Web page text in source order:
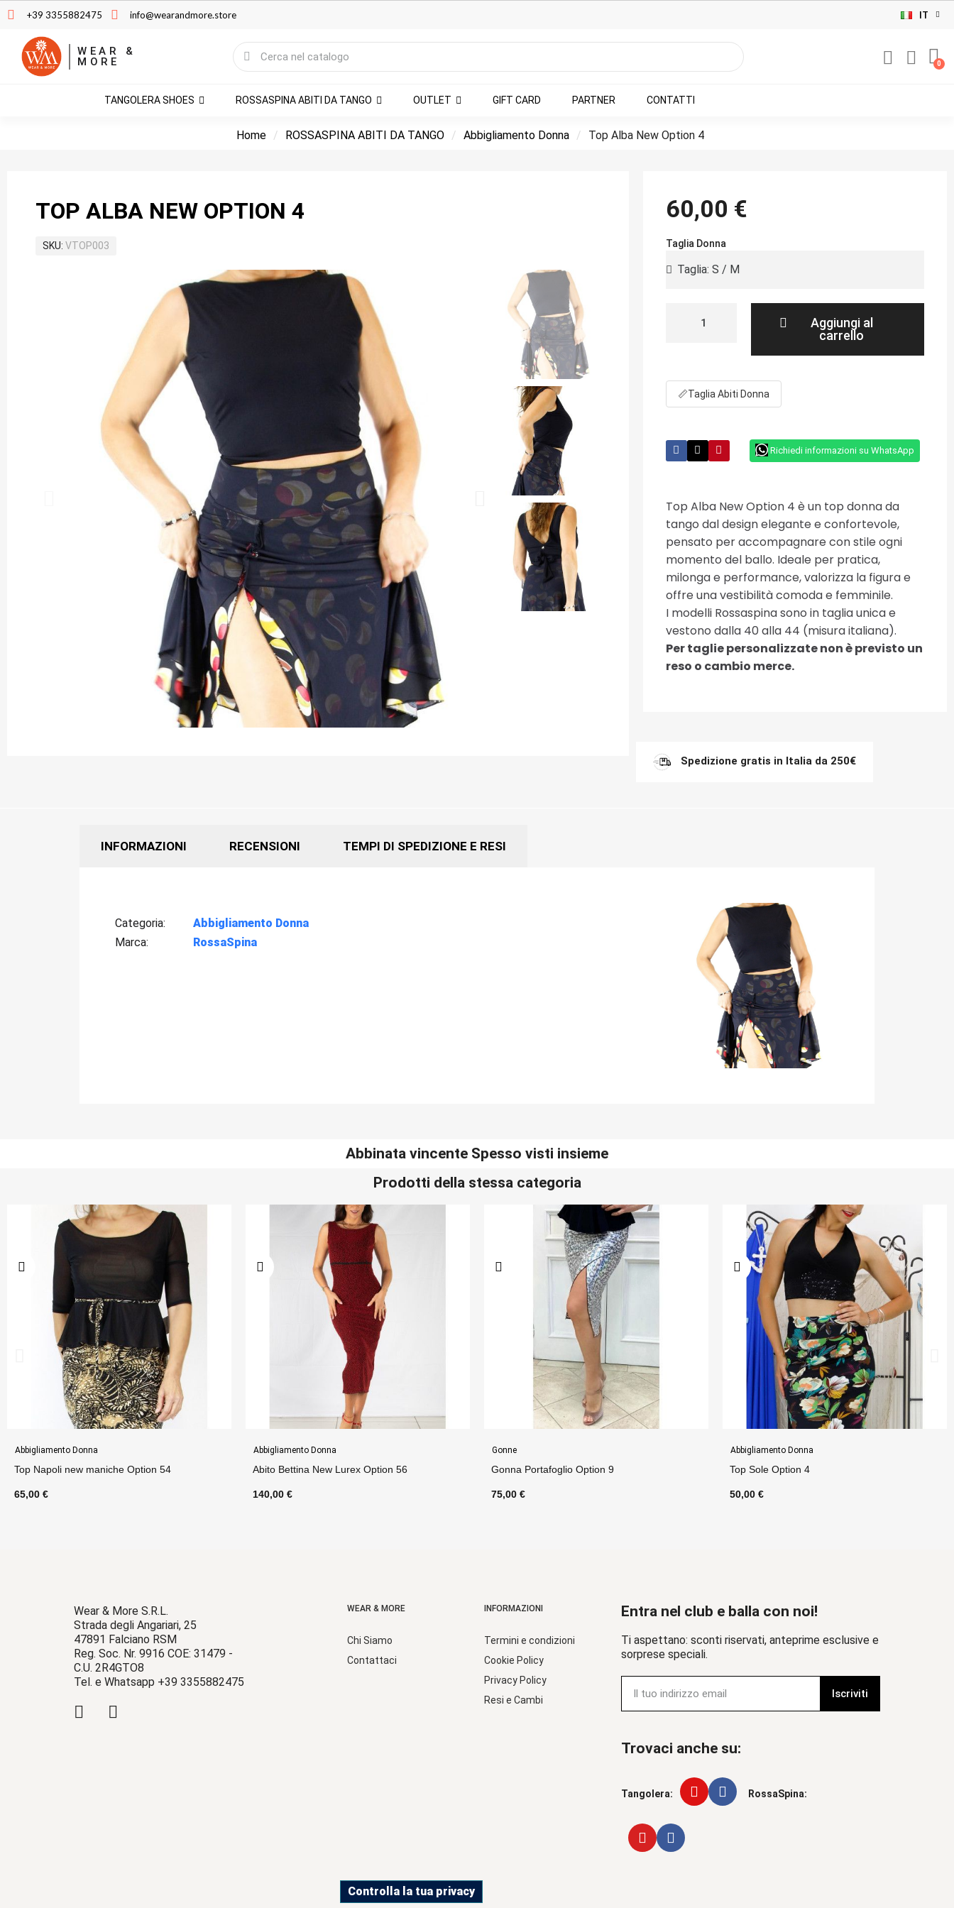
+39 3355882475 info@wearandmore.store IT
WEAR &
MORE
TANGOLERA SHOES ROSSASPINA ABITI DA TANGO OUTLET GIFT CARD PARTNER CONTATTI
Home ROSSASPINA ABITI DA TANGO Abbigliamento Donna Top Alba New Option 4
TOP ALBA NEW OPTION 4
SKU VTOP003
60,00 €
Taglia Donna
Aggiungi al
carrello
📏Taglia Abiti Donna
Richiedi informazioni su WhatsApp
Top Alba New Option 4 è un top donna da
tango dal design elegante e confortevole,
pensato per accompagnare con stile ogni
momento del ballo. Ideale per pratica,
milonga e performance, valorizza la figura e
offre una vestibilità comoda e femminile.
I modelli Rossaspina sono in taglia unica e
vestono dalla 40 alla 44 (misura italiana).
Per taglie personalizzate non è previsto un
reso o cambio merce.
Spedizione gratis in Italia da 250€
INFORMAZIONI RECENSIONI TEMPI DI SPEDIZIONE E RESI
Categoria
Abbigliamento Donna
Marca
RossaSpina
Abbinata vincente Spesso visti insieme
Prodotti della stessa categoria
Abbigliamento Donna
Abito Bettina New Lurex Option 56
140,00 €
Gonne
Gonna Portafoglio Option 9
75,00 €
Abbigliamento Donna
Top Sole Option 4
50,00 €
Abbigliamento Donna
Top Eugenia Option 9
65,00 €
Wear & More S.R.L.
Strada degli Angariari, 25
47891 Falciano RSM
Reg. Soc. Nr. 9916 COE: 31479 -
C.U. 2R4GTO8
Tel. e Whatsapp +39 3355882475
WEAR & MORE
Chi Siamo
Contattaci
INFORMAZIONI
Termini e condizioni
Cookie Policy
Privacy Policy
Resi e Cambi
Entra nel club e balla con noi!
Ti aspettano: sconti riservati, anteprime esclusive e
sorprese speciali.
Iscriviti
Trovaci anche su:
Tangolera: RossaSpina:
Controlla la tua privacy